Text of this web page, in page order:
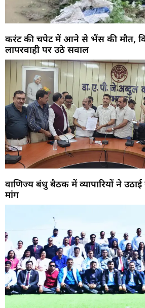
करंट की चपेट में आने से भैंस की मौत,
लापरवाही पर उठे सवाल
वाणिज्य बंधु बैठक में व्यापारियों ने
मांग